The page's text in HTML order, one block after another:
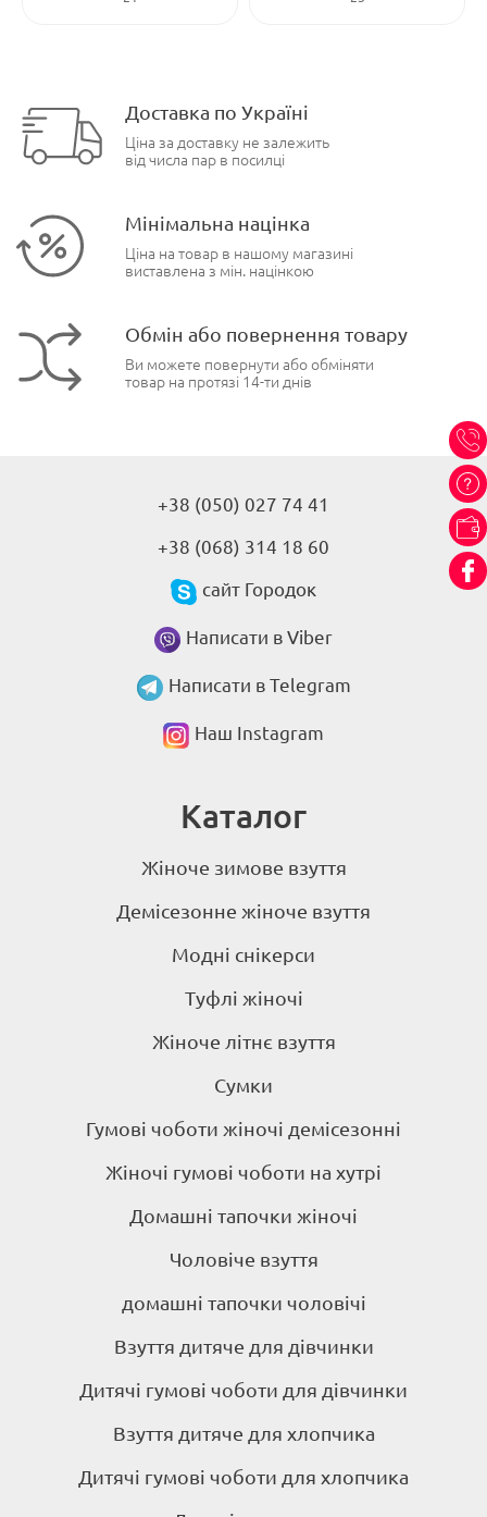
Доставка по Україні
Ціна за доставку не залежить
від числа пар в посилці
Мінімальна націнка
Ціна на товар в нашому магазині
виставлена з мін. націнкою
Обмін або повернення товару
Ви можете повернути або обміняти
товар на протязі 14-ти днів
+38 (050) 027 74 41
+38 (068) 314 18 60
сайт Городок
Написати в Viber
Написати в Telegram
Наш Instagram
Каталог
Жіноче зимове взуття
Демісезонне жіноче взуття
Модні снікерси
Туфлі жіночі
Жіноче літнє взуття
Сумки
Гумові чоботи жіночі демісезонні
Жіночі гумові чоботи на хутрі
Домашні тапочки жіночі
Чоловіче взуття
домашні тапочки чоловічі
Взуття дитяче для дівчинки
Дитячі гумові чоботи для дівчинки
Взуття дитяче для хлопчика
Дитячі гумові чоботи для хлопчика